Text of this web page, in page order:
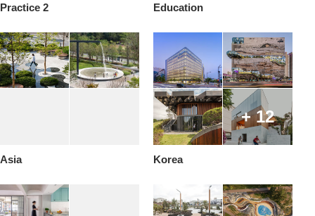
Practice 2 Education
Asia
+ 12
Korea